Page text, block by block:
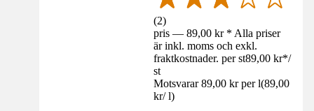
(2)
pris — 89,00 kr * Alla priser
är inkl. moms och exkl.
fraktkostnader. per st89,00 kr*/
st
Motsvarar 89,00 kr per l(89,00
kr/ l)